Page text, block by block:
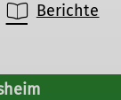
Berichte